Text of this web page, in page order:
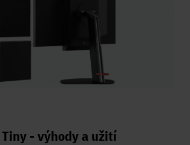
Tiny - výhody a užití